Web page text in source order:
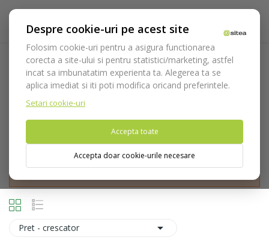
Despre cookie-uri pe acest site
Folosim cookie-uri pentru a asigura functionarea
corecta a site-ului si pentru statistici/marketing, astfel
incat sa imbunatatim experienta ta. Alegerea ta se
aplica imediat si iti poti modifica oricand preferintele.
Setari cookie-uri
Accepta toate
Accepta doar cookie-urile necesare
Instrumentar rotativ
Acasa Consumabile Endodontie Instrumentar rotativ
Nu puteti plasa comenzi din tara din care accesati website-ul
Pret - crescator 